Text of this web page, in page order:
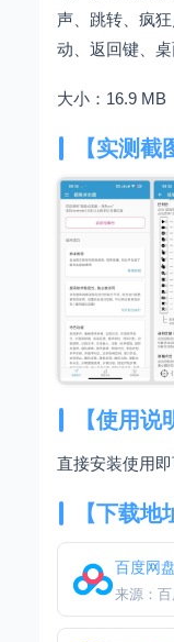
声、跳转、疯
动、返回键、桌
大小：16.9 MB
【实测截
【使用说
直接安装使用
【下载地
百度网
来源：